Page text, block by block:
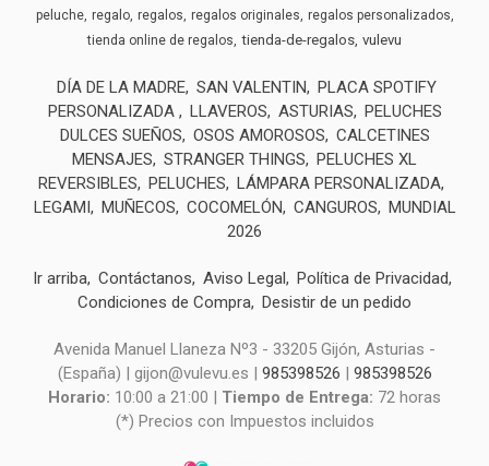
peluche regalo regalos regalos originales regalos personalizados
tienda online de regalos tienda-de-regalos vulevu
DÍA DE LA MADRE SAN VALENTIN
PLACA SPOTIFY
PERSONALIZADA
LLAVEROS ASTURIAS
PELUCHES
DULCES SUEÑOS
OSOS AMOROSOS
CALCETINES
MENSAJES
STRANGER THINGS
PELUCHES XL
REVERSIBLES
PELUCHES
LÁMPARA PERSONALIZADA
LEGAMI
MUÑECOS COCOMELÓN CANGUROS
MUNDIAL
2026
Ir arriba Contáctanos Aviso Legal
Política de Privacidad
Condiciones de Compra Desistir de un pedido
Avenida Manuel Llaneza Nº3 - 33205 Gijón, Asturias -
(España) | gijon@vulevu.es | 985398526 | 985398526
Horario: 10:00 a 21:00 | Tiempo de Entrega: 72 horas
(*) Precios con Impuestos incluidos